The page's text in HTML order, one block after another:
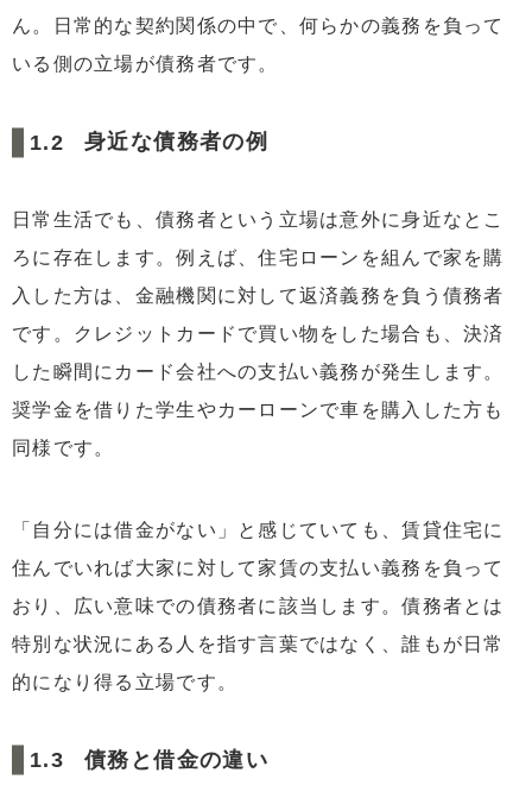
6.4不動産を残したい場合は慎重な判断が必要
7債務者に関するよくある質問
7.2返済できないと逮捕される？
7.4住宅ローンが払えない場合はどうすればよい？
ん。日常的な契約関係の中で、何らかの義務を負って
いる側の立場が債務者です。
身近な債務者の例
日常生活でも、債務者という立場は意外に身近なとこ
ろに存在します。例えば、住宅ローンを組んで家を購
入した方は、金融機関に対して返済義務を負う債務者
です。クレジットカードで買い物をした場合も、決済
した瞬間にカード会社への支払い義務が発生します。
奨学金を借りた学生やカーローンで車を購入した方も
同様です。
「自分には借金がない」と感じていても、賃貸住宅に
住んでいれば大家に対して家賃の支払い義務を負って
おり、広い意味での債務者に該当します。債務者とは
特別な状況にある人を指す言葉ではなく、誰もが日常
的になり得る立場です。
債務と借金の違い